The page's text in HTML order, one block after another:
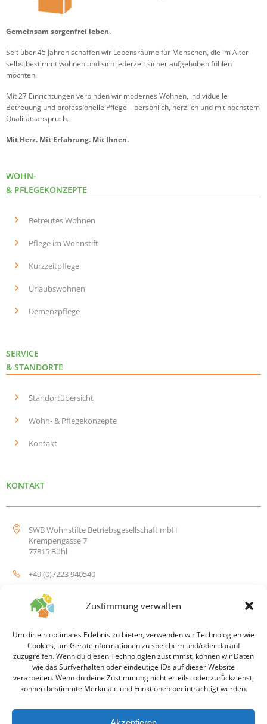
Zustimmung verwalten
Um dir ein optimales Erlebnis zu bieten, verwenden wir Technologien wie
Cookies, um Geräteinformationen zu speichern und/oder darauf
zuzugreifen. Wenn du diesen Technologien zustimmst, können wir Daten
wie das Surfverhalten oder eindeutige IDs auf dieser Website
verarbeiten. Wenn du deine Zustimmung nicht erteilst oder zurückziehst,
können bestimmte Merkmale und Funktionen beeinträchtigt werden.
Gemeinsam sorgenfrei leben.
Seit über 45 Jahren schaffen wir Lebensräume für Menschen, die im Alter
selbstbestimmt wohnen und sich jederzeit sicher aufgehoben fühlen
möchten.
Mit 27 Einrichtungen verbinden wir modernes Wohnen, individuelle
Betreuung und professionelle Pflege – persönlich, herzlich und mit höchstem
Qualitätsanspruch.
Mit Herz. Mit Erfahrung. Mit Ihnen.
WOHN-
& PFLEGEKONZEPTE
Betreutes Wohnen
Pflege im Wohnstift
Kurzzeitpflege
Urlaubswohnen
Demenzpflege
SERVICE
& STANDORTE
Standortübersicht
Wohn- & Pflegekonzepte
Kontakt
KONTAKT
SWB Wohnstifte Betriebsgesellschaft mbH
Krempengasse 7
77815 Bühl
+49 (0)7223 940540
info@swb-wohnstifte.de
© 2026 SWB Wohnstift Betriebsgesellschaft mbH
Impressum